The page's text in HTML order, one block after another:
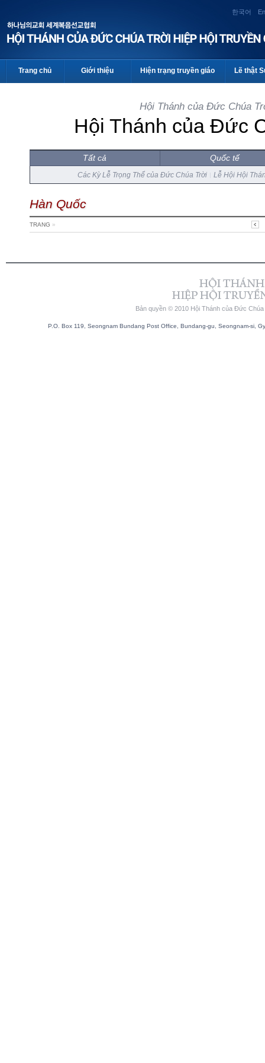
한국어
Trang chủ Giới thiệu Hiện trạng truyền giáo Lẽ thật
Hội Thánh của Đức Chúa
Hội Thánh của Đức
Tất cả Quốc tế
Các Kỳ Lễ Trọng Thể của Đức Chúa Trời Lễ Hội Hội
Hàn Quốc
TRANG »
Bản quyền © 2010 Hội Thánh của Đức
P.O. Box 119, Seongnam Bundang Post Office, Bundang-gu, Seongnam-si,